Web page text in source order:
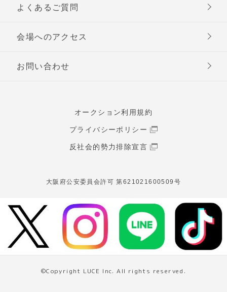
よくあるご質問
会場へのアクセス
お問い合わせ
オークション利用規約
プライバシーポリシー
反社会的勢力排除宣言
大阪府公安委員会許可 第621021600509号
©Copyright LUCE Inc. All rights reserved.